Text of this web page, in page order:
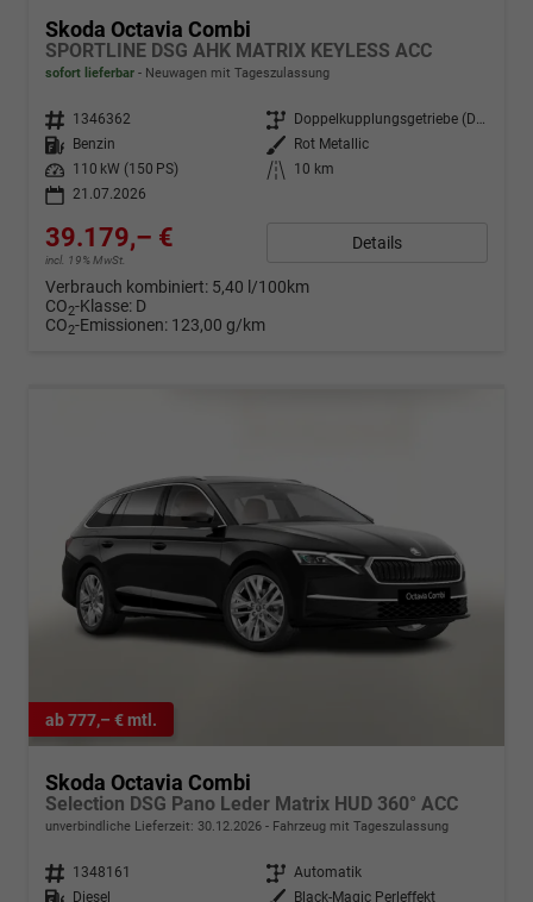
Skoda Octavia Combi
SPORTLINE DSG AHK MATRIX KEYLESS ACC
sofort lieferbar Neuwagen mit Tageszulassung
Fahrzeugnr. 1346362 Getriebe
Doppelkupplungsgetriebe (DSG)
Kraftstoff
Benzin Außenfarbe
Rot Metallic
Leistung
110 kW (150 PS) Kilometerstand
10 km
21.07.2026
39.179,– €
incl. 19% MwSt.
Details
Verbrauch kombiniert: 5,40 l/100km
CO2-Klasse: D
CO2-Emissionen: 123,00 g/km
ab 777,– € mtl.
Skoda Octavia Combi
Selection DSG Pano Leder Matrix HUD 360° ACC
unverbindliche Lieferzeit: 30.12.2026 Fahrzeug mit Tageszulassung
Fahrzeugnr. 1348161 Getriebe Automatik
Kraftstoff
Diesel Außenfarbe Black-Magic Perleffekt